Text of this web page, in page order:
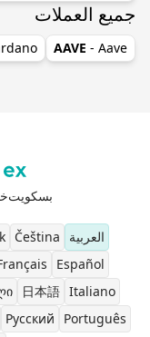
جميع العملات
AAVE - Aave
بسكويت
العربية
Čeština
Español
Italiano
日本語
Português
Pусский